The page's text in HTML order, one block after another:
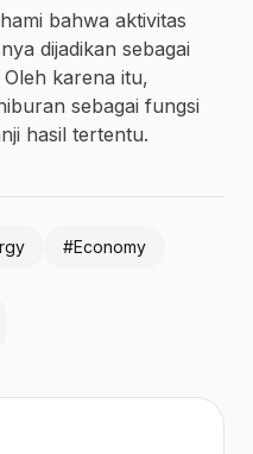
bahwa aktivitas
dijadikan sebagai
karena itu,
sebagai fungsi
hasil tertentu.
#Economy